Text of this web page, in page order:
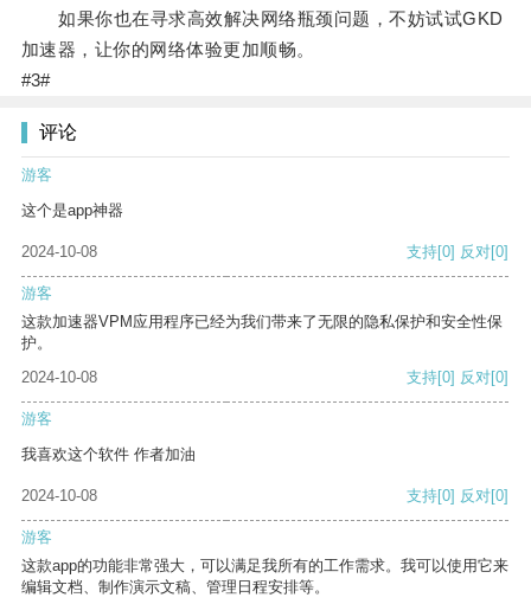
如果你也在寻求高效解决网络瓶颈问题，不妨试试GKD
加速器，让你的网络体验更加顺畅。
#3#
评论
游客
这个是app神器
2024-10-08 支持[0] 反对[0]
游客
这款加速器VPM应用程序已经为我们带来了无限的隐私保护和安全性保
护。
2024-10-08
支持[0] 反对[0]
游客
我喜欢这个软件 作者加油
2024-10-08 支持[0] 反对[0]
游客
这款app的功能非常强大，可以满足我所有的工作需求。我可以使用它来
编辑文档、制作演示文稿、管理日程安排等。